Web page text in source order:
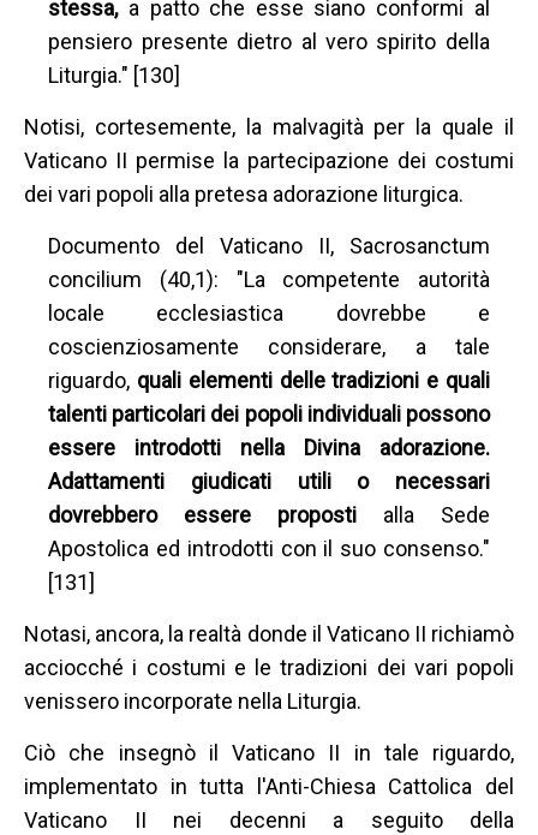
stessa, a patto che esse siano conformi al
pensiero presente dietro al vero spirito della
Liturgia." [130]
Notisi, cortesemente, la malvagità per la quale il
Vaticano II permise la partecipazione dei costumi
dei vari popoli alla pretesa adorazione liturgica.
Documento del Vaticano II, Sacrosanctum
concilium (40,1): "La competente autorità
locale ecclesiastica dovrebbe e
coscienziosamente considerare, a tale
riguardo, quali elementi delle tradizioni e quali
talenti particolari dei popoli individuali possono
essere introdotti nella Divina adorazione.
Adattamenti giudicati utili o necessari
dovrebbero essere proposti alla Sede
Apostolica ed introdotti con il suo consenso."
[131]
Notasi, ancora, la realtà donde il Vaticano II richiamò
acciocché i costumi e le tradizioni dei vari popoli
venissero incorporate nella Liturgia.
Ciò che insegnò il Vaticano II in tale riguardo,
implementato in tutta l'Anti-Chiesa Cattolica del
Vaticano II nei decenni a seguito della